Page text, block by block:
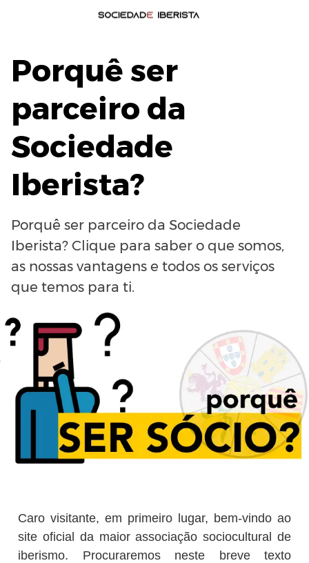
Porquê ser
parceiro da
Sociedade
Iberista?
Porquê ser parceiro da Sociedade
Iberista? Clique para saber o que somos,
as nossas vantagens e todos os serviços
que temos para ti.
Caro visitante, em primeiro lugar, bem-vindo ao
site oficial da maior associação sociocultural de
iberismo. Procuraremos neste breve texto